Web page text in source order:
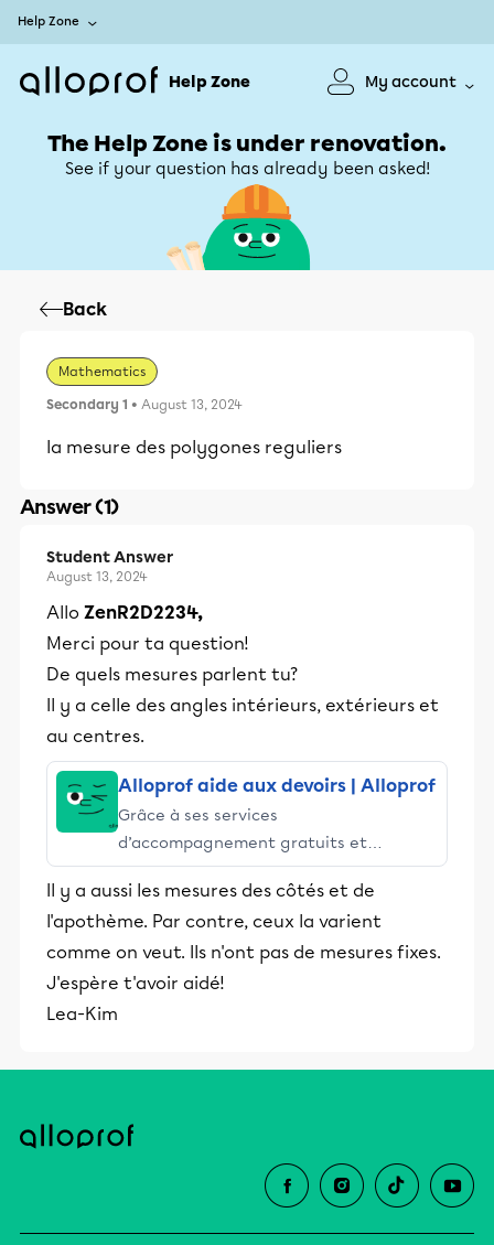
Help Zone
Help Zone My account
The Help Zone is under renovation.
See if your question has already been asked!
Back
Mathematics
Secondary 1 • August 13, 2024
la mesure des polygones reguliers
Answer (1)
Student Answer
August 13, 2024
Allo ZenR2D2234,
Merci pour ta question!
De quels mesures parlent tu?
Il y a celle des angles intérieurs, extérieurs et
au centres.
Alloprof aide aux devoirs | Alloprof
Grâce à ses services
d’accompagnement gratuits et
stimulants, Alloprof engage les élèves
et leurs parents dans la réussite
éducative.
Il y a aussi les mesures des côtés et de
l'apothème. Par contre, ceux la varient
comme on veut. Ils n'ont pas de mesures fixes.
J'espère t'avoir aidé!
Lea-Kim